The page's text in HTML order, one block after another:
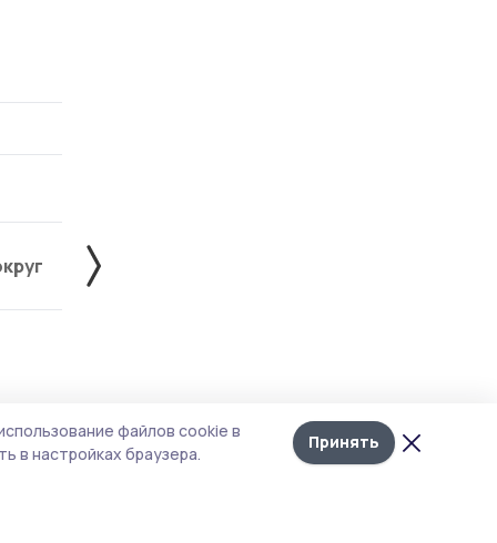
Лента
новостей
Жердевский округ
файлов cookie в
в настройках браузера.
Принять